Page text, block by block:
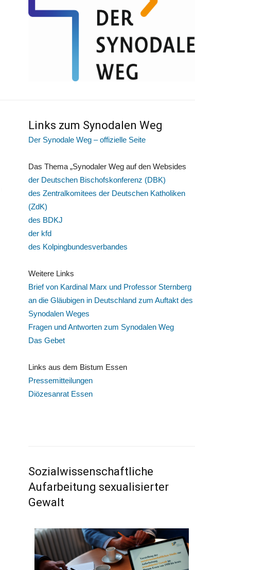
Links zum Synodalen Weg
Der Synodale Weg – offizielle Seite
Das Thema „Synodaler Weg auf den Websides
der Deutschen Bischofskonferenz (DBK)
des Zentralkomitees der Deutschen Katholiken
(ZdK)
des BDKJ
der kfd
des Kolpingbundesverbandes
Weitere Links
Brief von Kardinal Marx und Professor Sternberg
an die Gläubigen in Deutschland zum Auftakt des
Synodalen Weges
Fragen und Antworten zum Synodalen Weg
Das Gebet
Links aus dem Bistum Essen
Pressemitteilungen
Diözesanrat Essen
Sozialwissenschaftliche
Aufarbeitung sexualisierter
Gewalt